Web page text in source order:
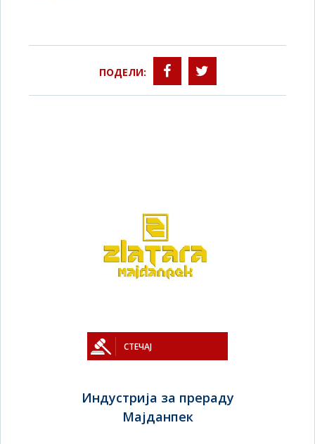
ПОДЕЛИ:
СТЕЧАЈ
Индустрија за прераду
Мајданпек